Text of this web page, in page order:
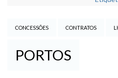
CONCESSÕES CONTRATOS
PORTOS